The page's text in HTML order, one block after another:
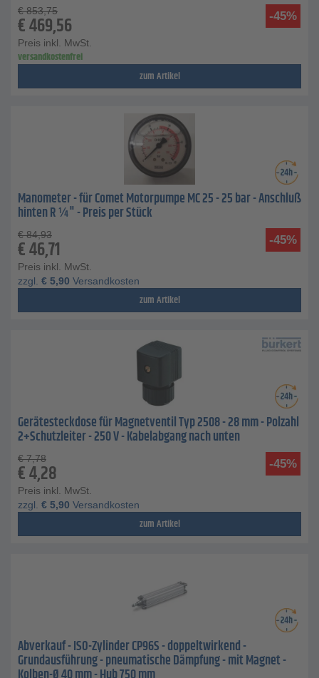
-45%
€ 853,75
€469,56
Preis inkl. MwSt.
versandkostenfrei
zum Artikel
Manometer - für Comet Motorpumpe MC 25 - 25 bar - Anschluß
hinten R ¼" - Preis per Stück
-45%
€ 84,93
€46,71
Preis inkl. MwSt.
zzgl. € 5,90 Versandkosten
zum Artikel
Gerätesteckdose für Magnetventil Typ 2508 - 28 mm - Polzahl
2+Schutzleiter - 250 V - Kabelabgang nach unten
-45%
€ 7,78
€4,28
Preis inkl. MwSt.
zzgl. € 5,90 Versandkosten
zum Artikel
Abverkauf - ISO-Zylinder CP96S - doppeltwirkend -
Grundausführung - pneumatische Dämpfung - mit Magnet -